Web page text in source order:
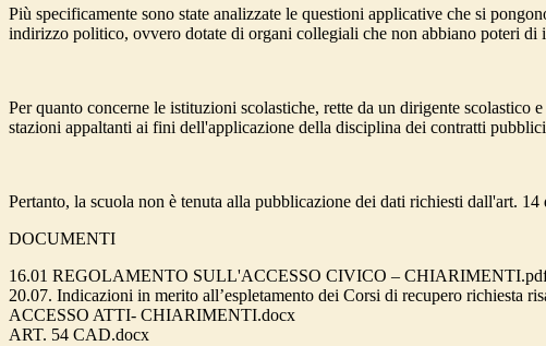
Più specificamente sono state analizzate le questioni applicative che si
indirizzo politico, ovvero dotate di organi collegiali che non abbiano poteri
Per quanto concerne le istituzioni scolastiche, rette da un dirigente
stazioni appaltanti ai fini dell'applicazione della disciplina dei contratti
Pertanto, la scuola non è tenuta alla pubblicazione dei dati richiesti dall'art.
DOCUMENTI
16.01 REGOLAMENTO SULL'ACCESSO CIVICO –
20.07. Indicazioni in merito all’espletamento dei Corsi di recupero richiesta
ACCESSO ATTI- CHIARIMENTI.docx
ART. 54 CAD.docx